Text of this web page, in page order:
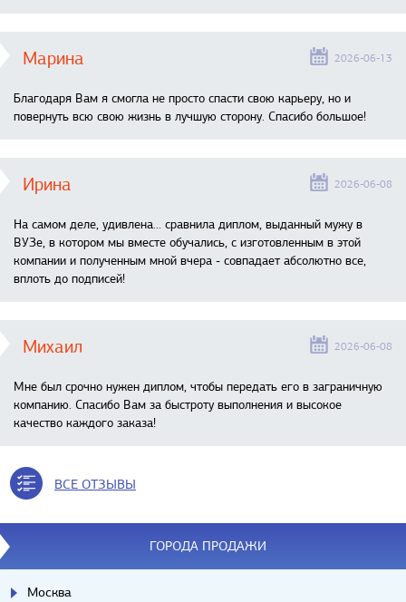
Марина 2026-06-13
Благодаря Вам я смогла не просто спасти свою карьеру, но и
повернуть всю свою жизнь в лучшую сторону. Спасибо большое!
Ирина 2026-06-08
На самом деле, удивлена… сравнила диплом, выданный мужу в
ВУЗе, в котором мы вместе обучались, с изготовленным в этой
компании и полученным мной вчера - совпадает абсолютно все,
вплоть до подписей!
Михаил 2026-06-08
Мне был срочно нужен диплом, чтобы передать его в заграничную
компанию. Спасибо Вам за быстроту выполнения и высокое
качество каждого заказа!
ВСЕ ОТЗЫВЫ
ГОРОДА ПРОДАЖИ
Москва